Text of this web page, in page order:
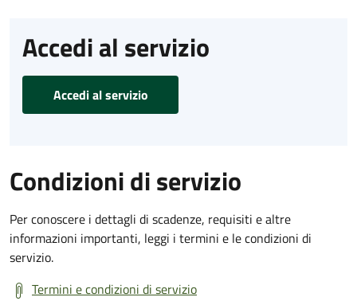
Accedi al servizio
Accedi al servizio
Condizioni di servizio
Per conoscere i dettagli di scadenze, requisiti e altre
informazioni importanti, leggi i termini e le condizioni di
servizio.
Termini e condizioni di servizio